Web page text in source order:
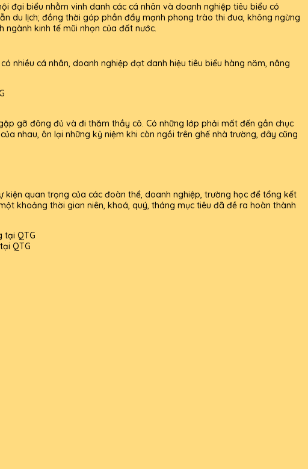
đại biểu nhằm vinh danh các cá nhân và doanh nghiệp tiêu biểu có
du lịch; đồng thời góp phần đẩy mạnh phong trào thi đua, không ngừng
kinh tế mũi nhọn của đất nước.
nhiều cá nhân, doanh nghiệp đạt danh hiệu tiêu biểu hàng năm, nâng
gỡ đông đủ và đi thăm thầy cô. Có những lớp phải mất đến gần chục
nhau, ôn lại những kỷ niệm khi còn ngồi trên ghế nhà trường, đây cũng
kiện quan trọng của các đoàn thể, doanh nghiệp, trường học để tổng kết
khoảng thời gian niên, khoá, quý, tháng mục tiêu đã đề ra hoàn thành
QTG